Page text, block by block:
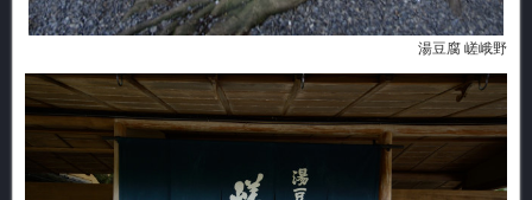
湯豆腐 嵯峨野